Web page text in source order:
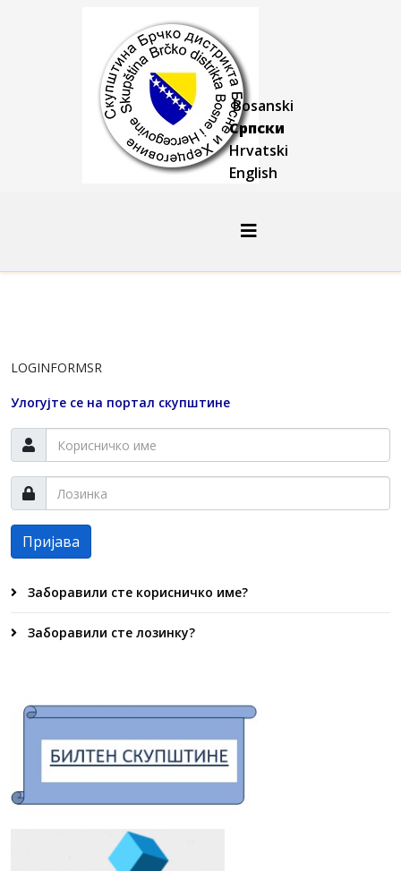
Bosanski
Српски
Hrvatski
English
LOGINFORMSR
Улогујте се на портал скупштине
Пријава
Заборавили сте корисничко име?
Заборавили сте лозинку?